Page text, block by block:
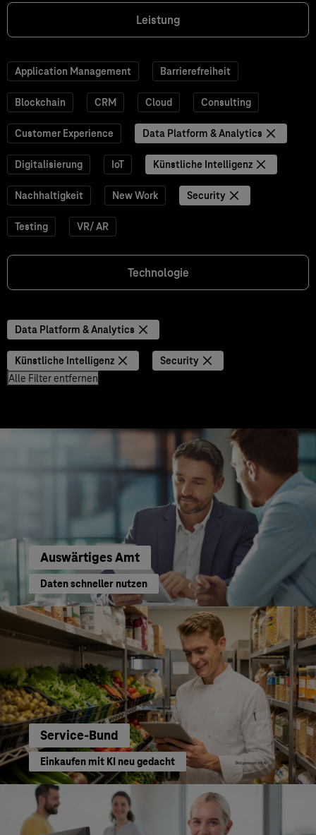
Leistung
Application Management Barrierefreiheit
Blockchain CRM Cloud Consulting
Customer Experience Data Platform & Analytics
Digitalisierung IoT Künstliche Intelligenz
Nachhaltigkeit New Work Security
Testing VR/ AR
Technologie
Data Platform & Analytics
Künstliche Intelligenz
Security
Alle Filter entfernen
Auswärtiges Amt
Daten schneller nutzen
Service-Bund
Einkaufen mit KI neu gedacht